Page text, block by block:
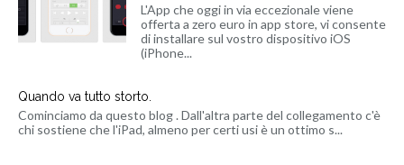
L'App che oggi in via eccezionale viene
offerta a zero euro in app store, vi consente
di installare sul vostro dispositivo iOS
(iPhone...
Quando va tutto storto.
Cominciamo da questo blog . Dall'altra parte del collegamento c'è
chi sostiene che l'iPad, almeno per certi usi è un ottimo s...